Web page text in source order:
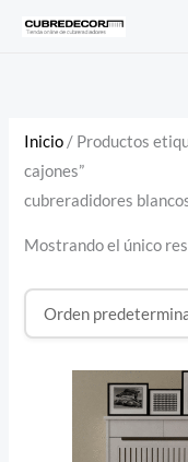
Inicio / Productos
cajones”
cubreradidores
Mostrando el único